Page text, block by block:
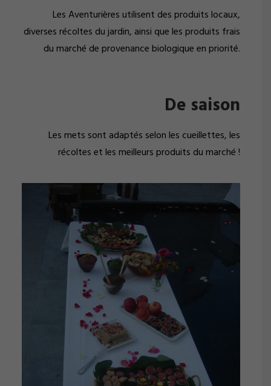
Les Aventurières utilisent des produits locaux,
diverses récoltes du jardin, ainsi que les produits frais
du marché de provenance biologique en priorité.
De saison
Les mets sont adaptés selon les cueillettes, les
récoltes et les meilleurs produits du marché !